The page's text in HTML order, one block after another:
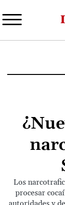
Los
procesar